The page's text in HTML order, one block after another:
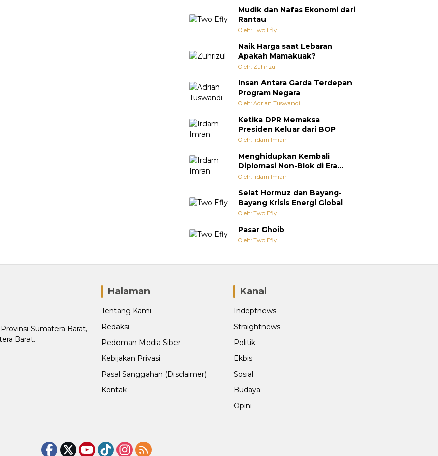
Mudik dan Nafas Ekonomi dari
Rantau
Oleh: Two Efly
Naik Harga saat Lebaran
Apakah Mamakuak?
Oleh: Zuhrizul
Insan Antara Garda Terdepan
Program Negara
Oleh: Adrian Tuswandi
Ketika DPR Memaksa
Presiden Keluar dari BOP
Oleh: Irdam Imran
Menghidupkan Kembali
Diplomasi Non-Blok di Era
Multipolar
Oleh: Irdam Imran
Selat Hormuz dan Bayang-
Bayang Krisis Energi Global
Oleh: Two Efly
Pasar Ghoib
Oleh: Two Efly
Sumatera Barat,
Barat.
Halaman
Tentang Kami
Redaksi
Pedoman Media Siber
Kebijakan Privasi
Pasal Sanggahan (Disclaimer)
Kontak
Kanal
Indeptnews
Straightnews
Politik
Ekbis
Sosial
Budaya
Opini